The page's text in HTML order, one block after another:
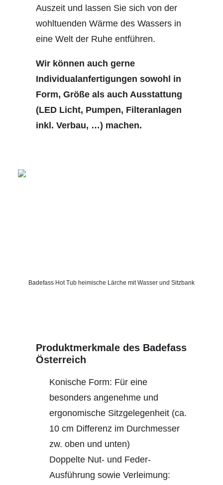
Auszeit und lassen Sie sich von der
wohltuenden Wärme des Wassers in
eine Welt der Ruhe entführen.
Wir können auch gerne
Individualanfertigungen sowohl in
Form, Größe als auch Ausstattung
(LED Licht, Pumpen, Filteranlagen
inkl. Verbau, …) machen.
Badefass Hot Tub heimische Lärche mit Wasser und Sitzbank
Produktmerkmale des Badefass
Österreich
Konische Form: Für eine
besonders angenehme und
ergonomische Sitzgelegenheit (ca.
10 cm Differenz im Durchmesser
zw. oben und unten)
Doppelte Nut- und Feder-
Ausführung sowie Verleimung: